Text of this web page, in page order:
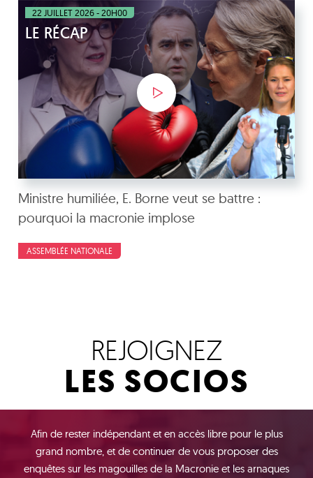
22 JUILLET 2026 - 20H00
LE RÉCAP
Ministre humiliée, E. Borne veut se battre :
pourquoi la macronie implose
ASSEMBLÉE NATIONALE
REJOIGNEZ
LES SOCIOS
Afin de rester indépendant et en accès libre pour le plus
grand nombre, et de continuer de vous proposer des
enquêtes sur les magouilles de la Macronie et les arnaques